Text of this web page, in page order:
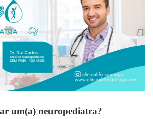
um(a) neuropediatra?